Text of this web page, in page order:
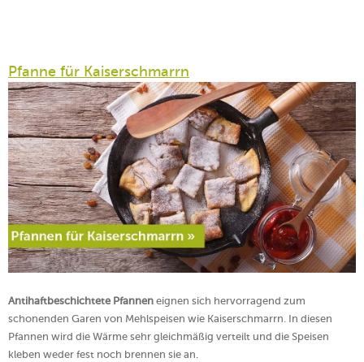
Pfanne für Kaiserschmarrn
Antihaftbeschichtete Pfannen eignen sich hervorragend zum
schonenden Garen von Mehlspeisen wie Kaiserschmarrn. In diesen
Pfannen wird die Wärme sehr gleichmäßig verteilt und die Speisen
kleben weder fest noch brennen sie an.